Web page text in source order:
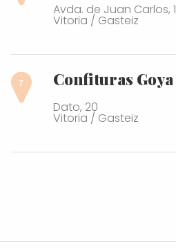
Avda. de Juan Carlos, 1
Vitoria / Gasteiz
Confituras Goya
Dato, 20
Vitoria / Gasteiz